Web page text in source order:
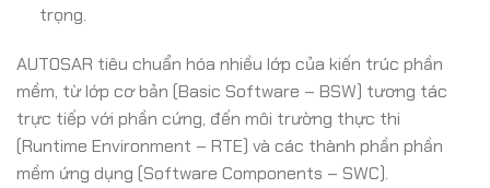
trọng.
AUTOSAR tiêu chuẩn hóa nhiều lớp của kiến trúc phần
mềm, từ lớp cơ bản (Basic Software – BSW) tương tác
trực tiếp với phần cứng, đến môi trường thực thi
(Runtime Environment – RTE) và các thành phần phần
mềm ứng dụng (Software Components – SWC).